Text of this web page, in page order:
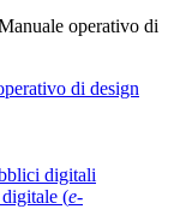
operativo di
di design
digitali
(e-